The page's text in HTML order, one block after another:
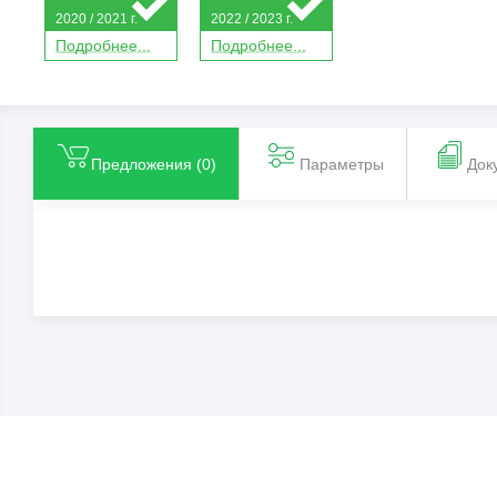
Подробнее...
2020 / 2021 г.
Подробнее...
2022 / 2023 г.
Предложения (0) Параметры